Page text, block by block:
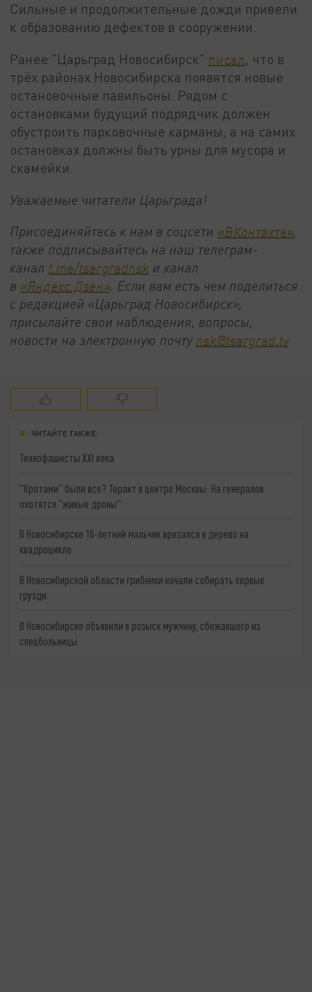
Сильные и продолжительные дожди привели
к образованию дефектов в сооружении.
Ранее "Царьград Новосибирск" писал, что в
трёх районах Новосибирска появятся новые
остановочные павильоны. Рядом с
остановками будущий подрядчик должен
обустроить парковочные карманы, а на самих
остановках должны быть урны для мусора и
скамейки.
Уважаемые читатели Царьграда!
Присоединяйтесь к нам в соцсети «ВКонтакте»,
также подписывайтесь на наш телеграм-
канал t.me/tsargradnsk и канал
в «Яндекс.Дзен». Если вам есть чем поделиться
с редакцией «Царьград Новосибирск»,
присылайте свои наблюдения, вопросы,
новости на электронную почту nsk@tsargrad.tv
ЧИТАЙТЕ ТАКЖЕ:
Технофашисты XXI века
"Кротами" были все? Теракт в центре Москвы: На генералов
охотятся "живые дроны"
В Новосибирске 10-летний мальчик врезался в дерево на
квадроцикле
В Новосибирской области грибники начали собирать первые
грузди
В Новосибирске объявили в розыск мужчину, сбежавшего из
спецбольницы